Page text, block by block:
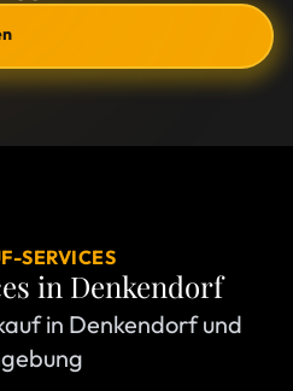
SERVICES
in Denkendorf
in Denkendorf und